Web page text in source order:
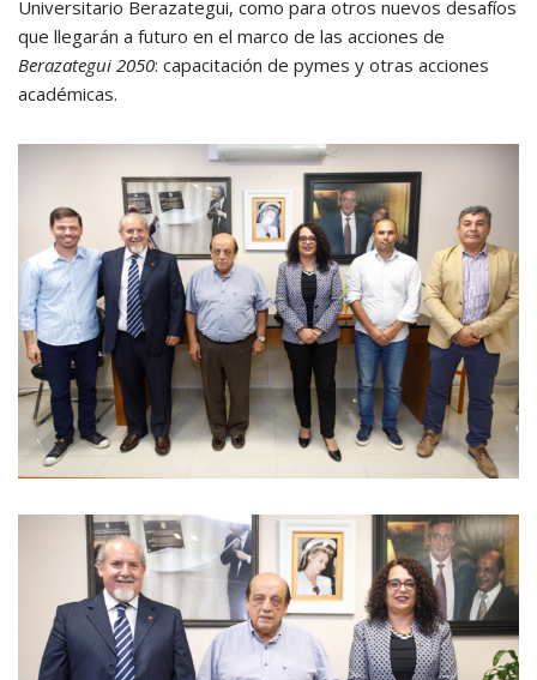
Universitario Berazategui, como para otros nuevos desafíos
que llegarán a futuro en el marco de las acciones de
Berazategui 2050: capacitación de pymes y otras acciones
académicas.